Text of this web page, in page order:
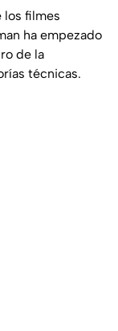
los filmes
ha empezado
de la
técnicas.